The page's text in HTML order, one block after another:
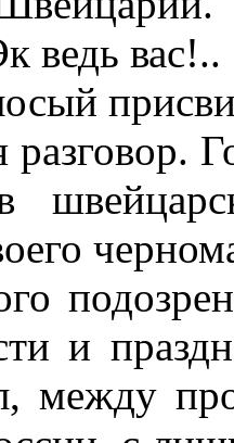
вас!..
разговор.
и
между